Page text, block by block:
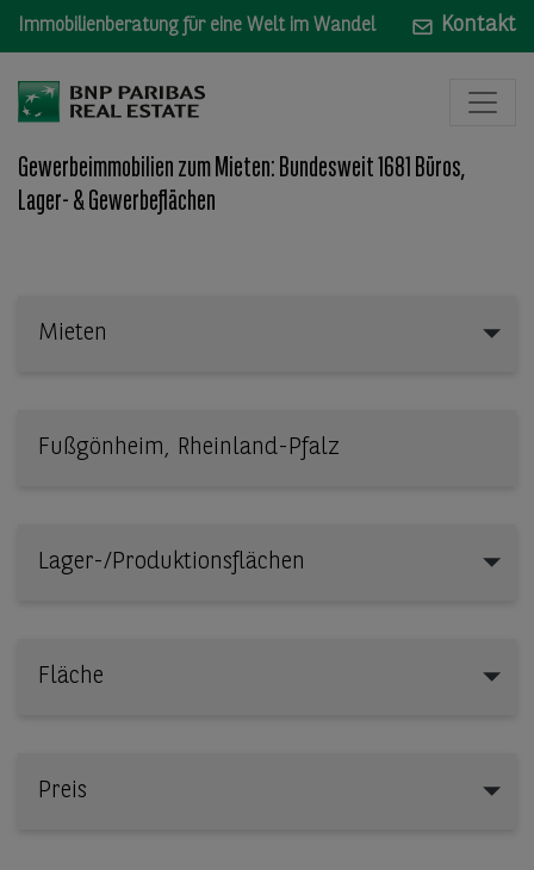
Immobilienberatung für eine Welt im Wandel Kontakt
Gewerbeimmobilien zum Mieten: Bundesweit 1681 Büros,
Lager- & Gewerbeflächen
Mieten
Lager-/Produktionsflächen
Fläche
Preis